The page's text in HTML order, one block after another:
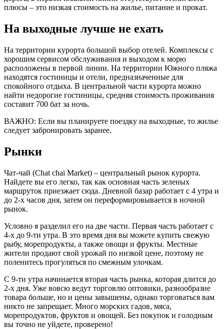
плюсы – это низкая стоимость на жилье, питание и прокат.
На выходные лучше не ехать
На территории курорта большой выбор отелей. Комплексы с
хорошим сервисом обслуживания и выходом к морю
расположены в первой линии. На территории Южного пляжа
находятся гостиницы и отели, предназначенные для
спокойного отдыха. В центральной части курорта можно
найти недорогие гостиницы, средняя стоимость проживания
составит 700 бат за ночь.
ВАЖНО: Если вы планируете поездку на выходные, то жилье
следует забронировать заранее.
Рынки
Чат-чай (Chat chai Market) – центральный рынок курорта.
Найдете вы его легко, так как основная часть зеленых
маршруток приезжает сюда. Дневной базар работает с 4 утра и
до 2-х часов дня, затем он переформировывается в ночной
рынок.
Условно я разделил его на две части. Первая часть работает с
4-х до 9-ти утра. В это время дня вы можете купить свежую
рыбу, морепродукты, а также овощи и фрукты. Местные
жители продают свой урожай по низкой цене, поэтому не
поленитесь прогуляться по смежным улочкам.
С 9-ти утра начинается вторая часть рынка, которая длится до
2-х дня. Уже вовсю ведут торговлю оптовики, разнообразие
товара больше, но и цены завышены, однако торговаться вам
никто не запрещает. Много морских гадов, мяса,
морепродуктов, фруктов и овощей. Без покупок и голодным
вы точно не уйдете, проверено!